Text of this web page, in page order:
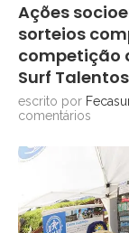
Ações
sorteios
competição
Surf
escrito por
comentários